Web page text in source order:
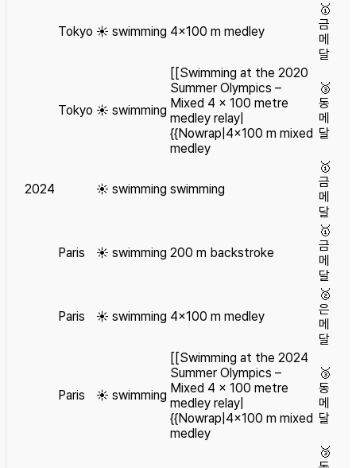
Tokyo ☀️ swimming 4×100 m medley
🥇
금
메
달
Tokyo ☀️ swimming
[[Swimming at the 2020
Summer Olympics –
Mixed 4 × 100 metre
medley relay|
{{Nowrap|4×100 m mixed
medley
🥉
동
메
달
2024 ☀️ swimming swimming
🥇
금
메
달
Paris ☀️ swimming 200 m backstroke
🥇
금
메
달
Paris ☀️ swimming 4×100 m medley
🥈
은
메
달
Paris ☀️ swimming
[[Swimming at the 2024
Summer Olympics –
Mixed 4 × 100 metre
medley relay|
{{Nowrap|4×100 m mixed
medley
🥉
동
메
달
🥉